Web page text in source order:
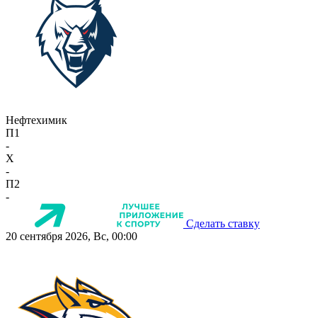
Нефтехимик
П1
-
X
-
П2
-
Сделать ставку
20 сентября 2026, Вс, 00:00